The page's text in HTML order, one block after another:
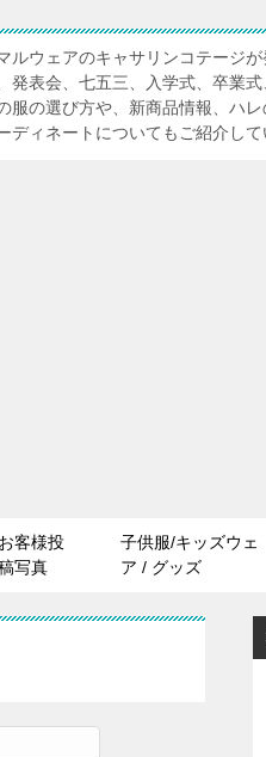
ルウェアのキャサリンコテージ
発表会、七五三、入学式、卒業
服の選び方や、新商品情報、ハ
ディネートについてもご紹介して
お客様投
写真
子供服/キッズウェ
ア / グッズ